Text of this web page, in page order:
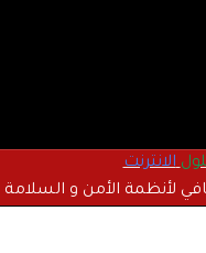
الانترنت